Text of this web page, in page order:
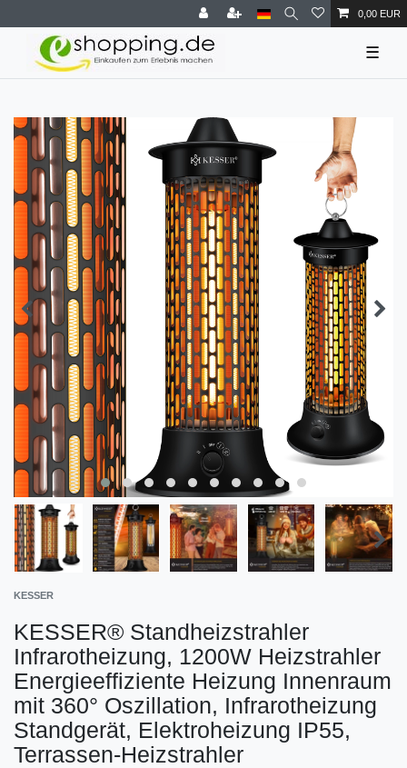
0,00 EUR
☰
KESSER
KESSER® Standheizstrahler
Infrarotheizung, 1200W Heizstrahler
Energieeffiziente Heizung Innenraum
mit 360° Oszillation, Infrarotheizung
Standgerät, Elektroheizung IP55,
Terrassen-Heizstrahler